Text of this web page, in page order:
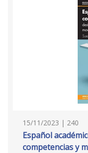
15/11/2023 | 240
Español
competencias y